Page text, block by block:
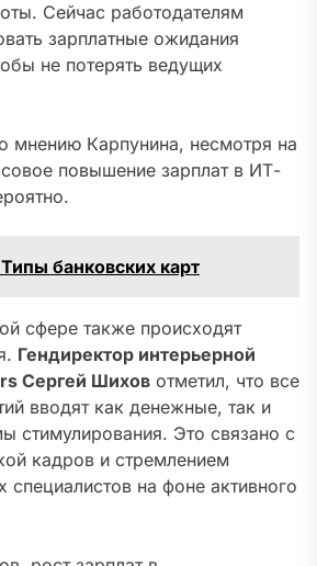
. Сейчас работодателям
зарплатные ожидания
не потерять ведущих
мнению Карпунина, несмотря на
повышение зарплат в ИТ-
Типы банковских карт
сфере также происходят
Гендиректор интерьерной
Сергей Шихов отметил, что все
вводят как денежные, так и
стимулирования. Это связано с
кадров и стремлением
на фоне активного